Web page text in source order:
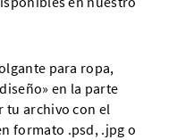
para ropa,
en la parte
tu archivo con el
formato .psd, .jpg o